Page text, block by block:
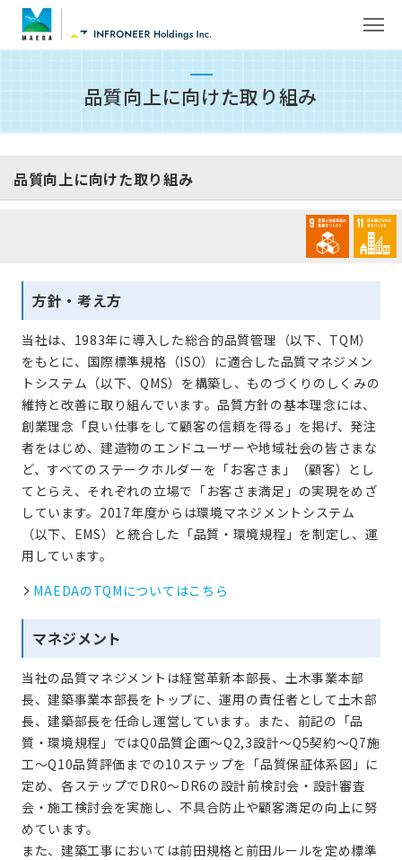
品質向上に向けた取り組み
品質向上に向けた取り組み
方針・考え方
当社は、1983年に導入した総合的品質管理（以下、TQM）
をもとに、国際標準規格（ISO）に適合した品質マネジメン
トシステム（以下、QMS）を構築し、ものづくりのしくみの
維持と改善に取り組んでいます。品質方針の基本理念には、
創業理念「良い仕事をして顧客の信頼を得る」を掲げ、発注
者をはじめ、建造物のエンドユーザーや地域社会の皆さまな
ど、すべてのステークホルダーを「お客さま」（顧客）とし
てとらえ、それぞれの立場で「お客さま満足」の実現をめざ
しています。2017年度からは環境マネジメントシステム
（以下、EMS）と統合した「品質・環境規程」を制定し、運
用しています。
MAEDAのTQMについてはこちら
マネジメント
当社の品質マネジメントは経営革新本部長、土木事業本部
長、建築事業本部長をトップに、運用の責任者として土木部
長、建築部長を任命し運営しています。また、前記の「品
質・環境規程」ではQ0品質企画〜Q2,3設計～Q5契約～Q7施
工～Q10品質評価までの10ステップを「品質保証体系図」に
定め、各ステップでDR0～DR6の設計前検討会・設計審査
会・施工検討会を実施し、不具合防止や顧客満足の向上に努
めています。
また、建築工事においては前田規格と前田ルールを定め標準